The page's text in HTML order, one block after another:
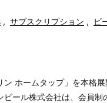
, サブスクリプション , ビ
ン ホームタップ」を本格
ビール株式会社は、会員